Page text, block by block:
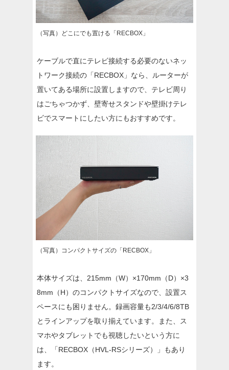
（写真）どこにでも置ける「RECBOX」
ケーブルで直にテレビ接続する必要のないネッ
トワーク接続の「RECBOX」なら、ルーターが
置いてある場所に設置しますので、テレビ周り
はごちゃつかず、壁寄せスタンドや壁掛けテレ
ビでスマートにしたい方にもおすすめです。
（写真）コンパクトサイズの「RECBOX」
本体サイズは、215mm（W）×170mm（D）×3
8mm（H）のコンパクトサイズなので、設置ス
ペースにも困りません。録画容量も2/3/4/6/8TB
とラインアップを取り揃えています。また、ス
マホやタブレットでも視聴したいという方に
は、「RECBOX（HVL-RSシリーズ）」もあり
ます。